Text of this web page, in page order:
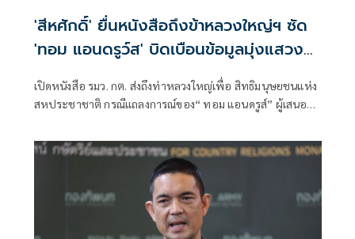
'สีหศักดิ์' ยื่นหนังสือถึงข้าหลวงใหญ่ฯ ซัด
'ทอม แอนดรูว์ส' บิดเบือนข้อมูลมุ่งแสวงหา
ผลประโยชน์ทางการเมือง
เปิดหนังสือ รมว. กต. ส่งถึงท่าหลวงใหญ่เพื่อ สิทธิมนุษยชนแห่ง
สหประชาชาติ กรณีแถลงการณ์ของ“ ทอม แอนดรูส์” ผู้เสนอ
พาดพิงไทยด้วยข้อมูลที่ไม่ตรงกับความเป็นจริง